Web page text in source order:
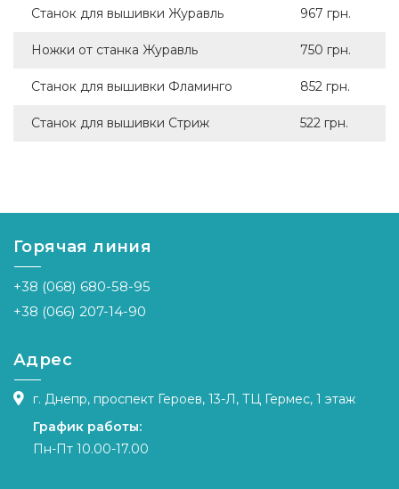
Станок для вышивки Журавль 967 грн.
Ножки от станка Журавль 750 грн.
Станок для вышивки Фламинго 852 грн.
Станок для вышивки Стриж 522 грн.
Горячая линия
+38 (068) 680-58-95
+38 (066) 207-14-90
Адрес
г. Днепр, проспект Героев, 13-Л, ТЦ Гермес, 1 этаж
График работы:
Пн-Пт 10.00-17.00